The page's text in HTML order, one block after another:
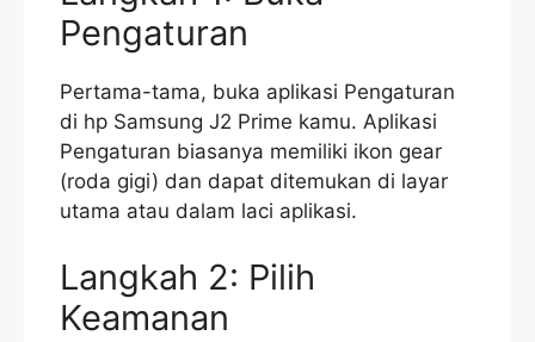
Pengaturan
Pertama-tama, buka aplikasi Pengaturan
di hp Samsung J2 Prime kamu. Aplikasi
Pengaturan biasanya memiliki ikon gear
(roda gigi) dan dapat ditemukan di layar
utama atau dalam laci aplikasi.
Langkah 2: Pilih
Keamanan